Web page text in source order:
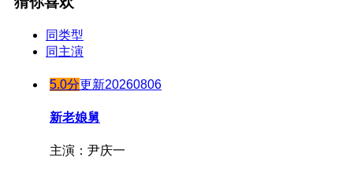
20230818
20230819
20230820
20230822
20230823
20230825
20230807
20230808
20230809
20230810
20230812
20230813
180102期
180103期
180104期
180105期
180107期
180108期
171223期
171224期
171225期
171226期
171229期
同类型
同主演
5.0分更新20260806
新老娘舅
主演：尹庆一